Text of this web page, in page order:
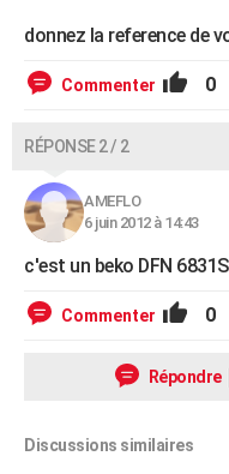
donnez la reference de
Commenter 0
RÉPONSE 2 / 2
AMEFLO
6 juin 2012 à 14:43
c'est un beko DFN 6831S
Commenter 0
Répondre
Discussions similaires